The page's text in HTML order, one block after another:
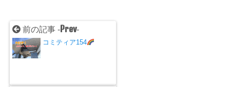
前の記事 - Prev-
コミティア154